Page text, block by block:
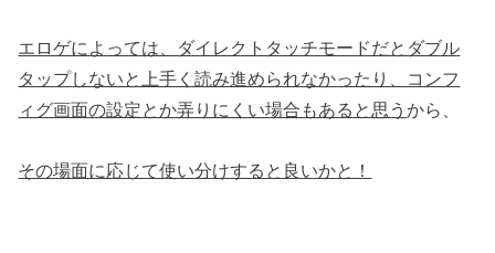
エロゲによっては、ダイレクトタッチモードだとダブル
タップしないと上手く読み進められなかったり、コンフ
ィグ画面の設定とか弄りにくい場合もあると思うから、
その場面に応じて使い分けすると良いかと！